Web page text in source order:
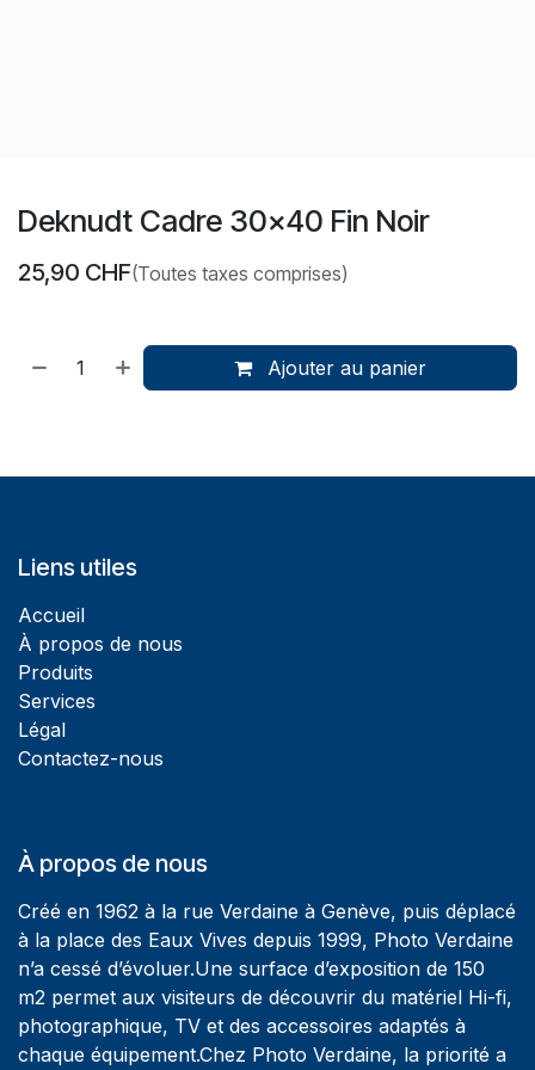
Deknudt Cadre 30x40 Fin Noir
25,90 CHF(Toutes taxes comprises)
Ajouter au panier
Liens utiles
Accueil
À propos de nous
Produits
Services
Légal
Contactez-nous
À propos de nous
Créé en 1962 à la rue Verdaine à Genève, puis déplacé
à la place des Eaux Vives depuis 1999, Photo Verdaine
n’a cessé d’évoluer.Une surface d’exposition de 150
m2 permet aux visiteurs de découvrir du matériel Hi-fi,
photographique, TV et des accessoires adaptés à
chaque équipement.Chez Photo Verdaine, la priorité a